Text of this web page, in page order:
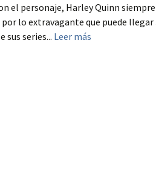
el personaje, Harley Quinn
por lo extravagante que puede
sus series... Leer más